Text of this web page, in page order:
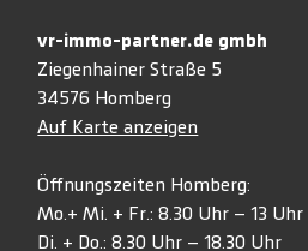
vr-immo-partner.de gmbh
Ziegenhainer Straße 5
34576 Homberg
Auf Karte anzeigen
Öffnungszeiten Homberg:
Mo.+ Mi. + Fr.: 8.30 Uhr – 13 Uhr
Di. + Do.: 8.30 Uhr – 18.30 Uhr